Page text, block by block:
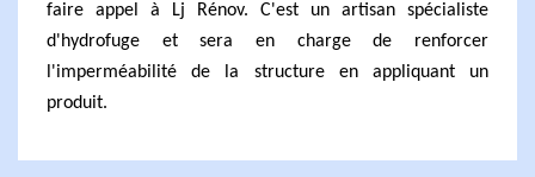
faire appel à Lj Rénov. C'est un artisan spécialiste
d'hydrofuge et sera en charge de renforcer
l'imperméabilité de la structure en appliquant un
produit.